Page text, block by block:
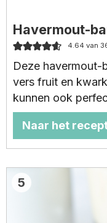
Havermout-
4.64 van
Deze havermout-
vers fruit en
kunnen ook
Naar het
5